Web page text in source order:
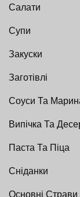
Салати
Супи
Закуски
Заготівлі
Соуси Та
Випічка Та
Паста Та Піца
Сніданки